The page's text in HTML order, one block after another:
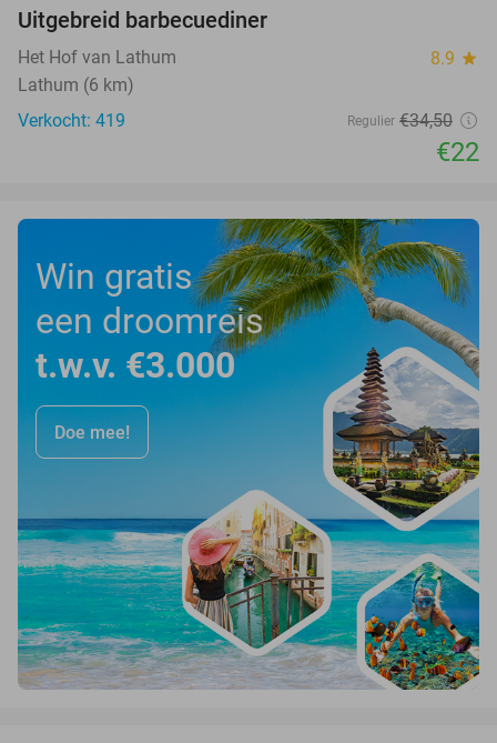
Uitgebreid barbecuediner
Het Hof van Lathum 8.9 star
Lathum (6 km)
Verkocht: 419
Regulier €34,50
€22
Win gratis
een droomreis
t.w.v. €3.000
Doe mee!